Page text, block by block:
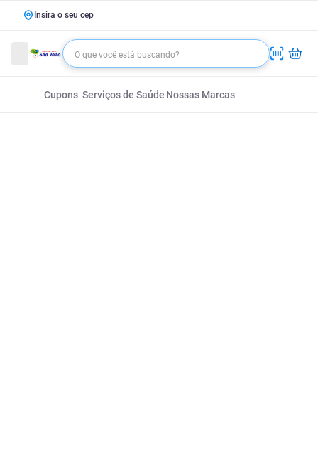
Insira o seu cep
Cupons Serviços de Saúde Nossas Marcas